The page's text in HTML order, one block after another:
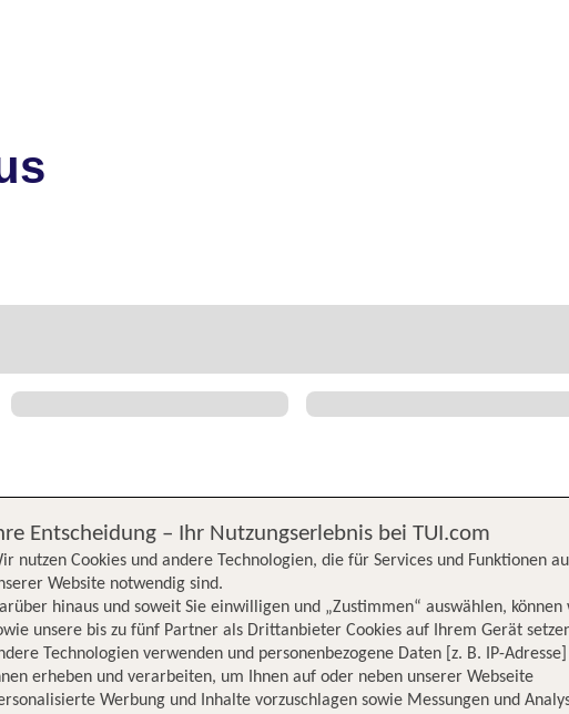
Entscheidung – Ihr Nutzungserlebnis bei TUI.com
nutzen Cookies und andere Technologien, die für Services und Funktionen
Website notwendig sind.
hinaus und soweit Sie einwilligen und „Zustimmen“ auswählen, können
unsere bis zu fünf Partner als Drittanbieter Cookies auf Ihrem Gerät
Technologien verwenden und personenbezogene Daten [z. B. IP-
erheben und verarbeiten, um Ihnen auf oder neben unserer Webseite
Werbung und Inhalte vorzuschlagen sowie Messungen und